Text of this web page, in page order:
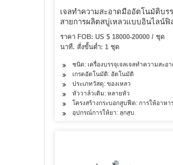
เจลทำความสะอาดมืออัตโนมัติบร
สายการผลิตสบู่เหลวแบบอินไลน์ฟิ
เลอร์ Capper เครื่องติดฉลาก
ราคา FOB: US $ 18000-20000 / ชุด
นาที. สั่งขั้นต่ำ: 1 ชุด
ชนิด: เครื่องบรรจุเจลเจลทำความสะอ
เกรดอัตโนมัติ: อัตโนมัติ
ประเภทวัสดุ: ของเหลว
หัววาล์วเติม: หลายหัว
โครงสร้างกระบอกสูบฟีด: การให้อาหา
อุปกรณ์การให้ยา: ลูกสูบ